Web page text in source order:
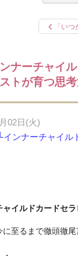
「い
ナーチャイ
トが育つ思
02日(火)
└インナーチャイル
ャイルドカードセ
至るまで徹頭徹